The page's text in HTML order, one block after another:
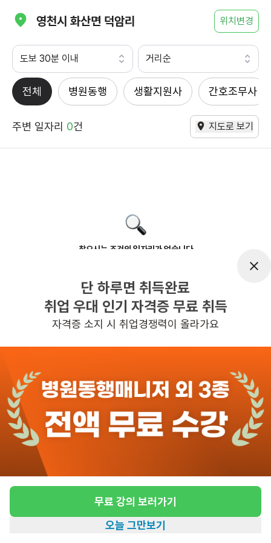
영천시 화산면 덕암리 위치변경
도보 30분 이내 거리순
전체 병원동행 생활지원사 간호조무사
주변 일자리 0건 지도로 보기
찾으시는 조건의 일자리가 없습니다
반경 3KM 이내의 일자리 확인하기
단 하루면 취득완료
취업 우대 인기 자격증 무료 취득
자격증 소지 시 취업경쟁력이 올라가요
무료 강의 보러가기
오늘 그만보기